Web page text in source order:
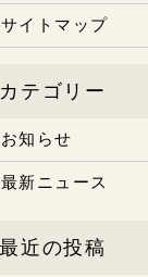
サイトマップ
お知らせ
最新ニュース